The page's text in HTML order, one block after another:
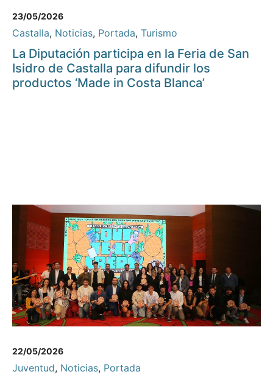
23/05/2026
Castalla, Noticias, Portada, Turismo
La Diputación participa en la Feria de San
Isidro de Castalla para difundir los
productos ‘Made in Costa Blanca’
22/05/2026
Juventud, Noticias, Portada